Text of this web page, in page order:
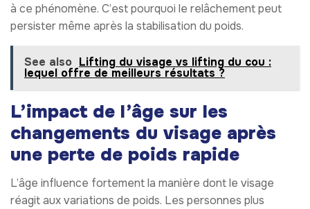
à ce phénomène. C’est pourquoi le relâchement peut
persister même après la stabilisation du poids.
See also Lifting du visage vs lifting du cou :
lequel offre de meilleurs résultats ?
L’impact de l’âge sur les
changements du visage après
une perte de poids rapide
L’âge influence fortement la manière dont le visage
réagit aux variations de poids. Les personnes plus